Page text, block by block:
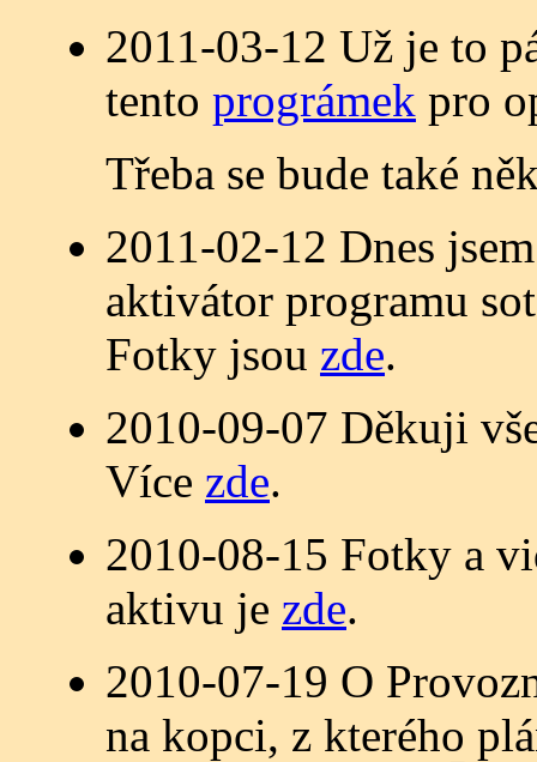
2011-03-12 Už je to
tento prográmek pro
Třeba se bude také
2011-02-12 Dnes
aktivátor programu
Fotky jsou zde.
2010-09-07 Děkuji
Více zde.
2010-08-15 Fotky a
aktivu je zde.
2010-07-19 O
na kopci, z kterého